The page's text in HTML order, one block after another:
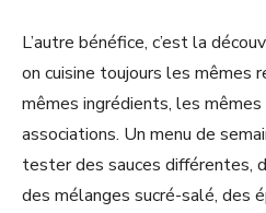
L’autre bénéfice, c’est la
on cuisine toujours les mêmes
mêmes ingrédients, les
associations. Un menu de
tester des sauces différentes,
des mélanges sucré-salé, des